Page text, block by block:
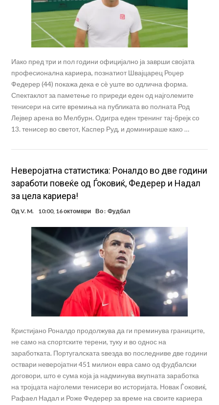
толку далеку!
Иако пред три и пол години официјално ја заврши својата
професионална кариера, познатиот Швајцарец Роџер
Федерер (44) покажа дека е сѐ уште во одлична форма.
Спектаклот за паметење го приреди еден од најголемите
тенисери на сите времиња на публиката во полната Род
Лејвер арена во Мелбурн. Одигра еден тренинг тај-брејк со
13. тенисер во светот, Каспер Руд, и доминираше како …
Неверојатна статистика: Роналдо во две години
заработи повеќе од Ѓоковиќ, Федерер и Надал
за цела кариера!
ОдV. M. 10:00, 16 октомври Во : Фудбал
Кристијано Роналдо продолжува да ги преминува границите,
не само на спортските терени, туку и во однос на
заработката. Португалската ѕвезда во последниве две години
оствари неверојатни 451 милион евра само од фудбалски
договори, што е сума која ја надминува вкупната заработка
на тројцата најголеми тенисери во историјата. Новак Ѓоковиќ,
Рафаел Надал и Роже Федерер за време на своите кариера